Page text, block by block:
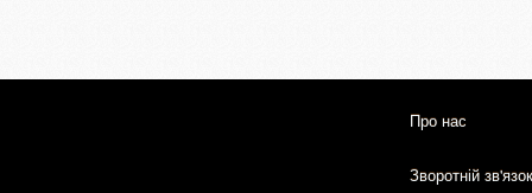
Про нас
Зворотній зв'язок